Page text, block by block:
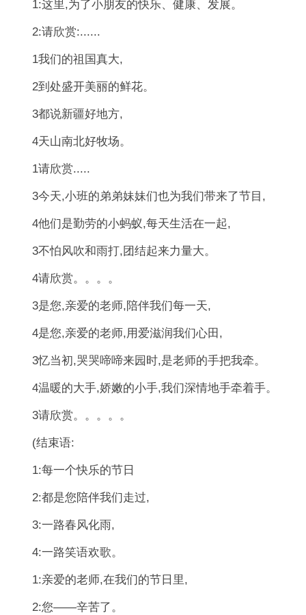
1:这里,为了小朋友的快乐、健康、发展。
2:请欣赏:......
1我们的祖国真大,
2到处盛开美丽的鲜花。
3都说新疆好地方,
4天山南北好牧场。
1请欣赏.....
3今天,小班的弟弟妹妹们也为我们带来了节目,
4他们是勤劳的小蚂蚁,每天生活在一起,
3不怕风吹和雨打,团结起来力量大。
4请欣赏。。。。
3是您,亲爱的老师,陪伴我们每一天,
4是您,亲爱的老师,用爱滋润我们心田,
3忆当初,哭哭啼啼来园时,是老师的手把我牵。
4温暖的大手,娇嫩的小手,我们深情地手牵着手。
3请欣赏。。。。。
(结束语:
1:每一个快乐的节日
2:都是您陪伴我们走过,
3:一路春风化雨,
4:一路笑语欢歌。
1:亲爱的老师,在我们的节日里,
2:您――辛苦了。